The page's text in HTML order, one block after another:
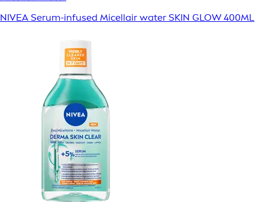
NIVEA Serum-infused Micellair water SKIN GLOW 400ML